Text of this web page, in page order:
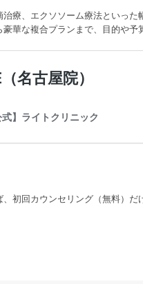
治療、エクソソーム療法といった
華な複合プランまで、目的や予
、初回カウンセリング（無料）